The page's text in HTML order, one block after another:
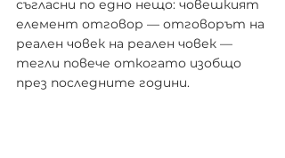
съгласни по едно нещо: човешкият
елемент отговор — отговорът на
реален човек на реален човек —
тегли повече откогато изобщо
през последните години.